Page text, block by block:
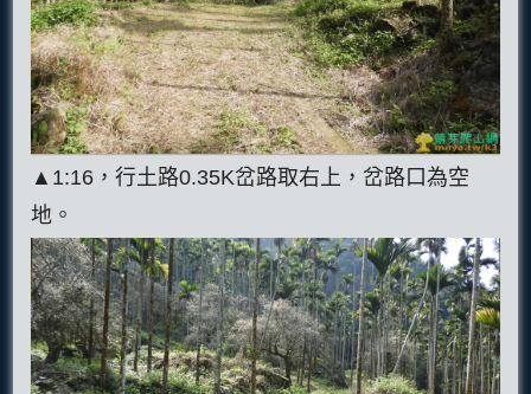
▲1:16，行土路0.35K岔路取右上，岔路口為空
地。